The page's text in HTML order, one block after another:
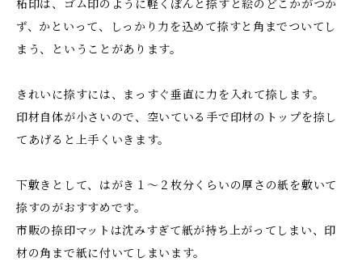
柘印は、ゴム印のように軽くぽんと捺すと絵のどこかがつか
ず、かといって、しっかり力を込めて捺すと角までついてし
まう、ということがあります。
きれいに捺すには、まっすぐ垂直に力を入れて捺します。
印材自体が小さいので、空いている手で印材のトップを捺し
てあげると上手くいきます。
下敷きとして、はがき１〜２枚分くらいの厚さの紙を敷いて
捺すのがおすすめです。
市販の捺印マットは沈みすぎて紙が持ち上がってしまい、印
材の角まで紙に付いてしまいます。